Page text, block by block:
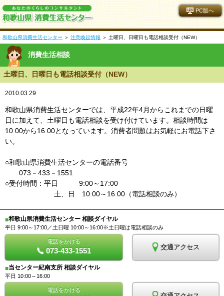
PC版へ
和歌山県消費生活センター ＞ 注意喚起情報 ＞ 土曜日、日曜日も電話相談受付（NEW）
消費生活相談
土曜日、日曜日も電話相談受付（NEW）
2010.03.29
和歌山県消費生活センターでは、平成22年4月からこれまでの日曜
日に加えて、土曜日も電話相談を受け付けています。相談時間は
10:00から16:00となっています。消費者問題はお気軽にお電話下さ
い。
○和歌山県消費生活センターの電話番号
073－433－1551
○受付時間：平日 9:00～17:00
土、日 10:00～16:00（電話相談のみ）
■和歌山県消費生活センター 相談ダイヤル
平日 9:00～17:00／土日曜 10:00～16:00※土日曜は電話相談のみ
電話をかける
073-433-1551 交通アクセス
■当センター紀南支所 相談ダイヤル
平日 10:00～16:00
電話をかける